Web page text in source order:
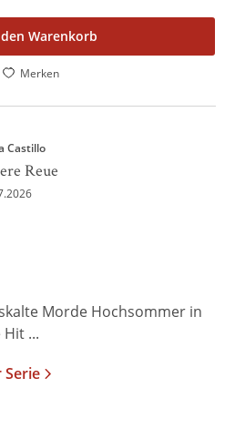
Warenkorb
Merken
Castillo
Reue
Morde Hochsommer in
...
Serie